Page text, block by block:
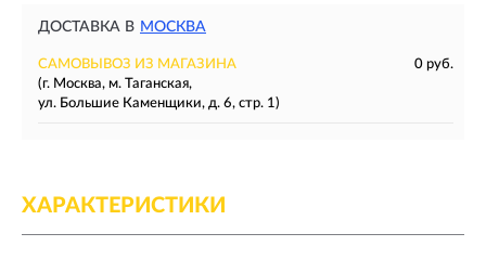
ДОСТАВКА В МОСКВА
САМОВЫВОЗ ИЗ МАГАЗИНА
0 руб.
(г. Москва, м. Таганская,
ул. Большие Каменщики, д. 6, стр. 1)
ХАРАКТЕРИСТИКИ